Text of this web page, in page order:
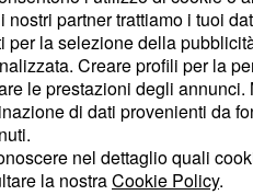
inVeneto, Poggi sarà
fatti presso gli uffici
è considerata utile
e le frequentazioni del
lo stesso Sempio, un
finora trascurati.
nostri partner trattiamo i tuoi
per la selezione della
Creare profili per la
le prestazioni degli
di dati provenienti da
nel dettaglio quali
la nostraCookie Policy.